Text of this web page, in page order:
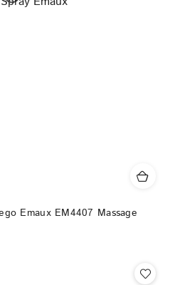
Emaux EM4407 Massage